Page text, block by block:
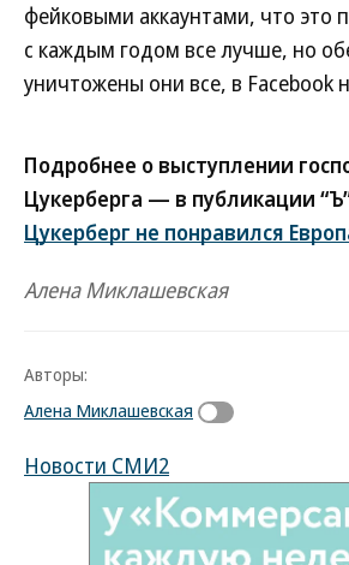
фейковыми аккаунтами, что это
с каждым годом все лучше, но
уничтожены они все, в Facebook
Подробнее о выступлении
Цукерберга — в публикации
Цукерберг не понравился
Алена Миклашевская
Авторы:
Алена Миклашевская
Новости СМИ2